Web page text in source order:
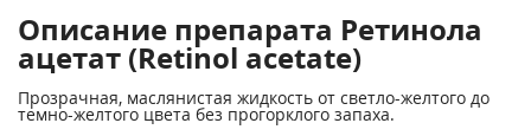
Описание препарата Ретинола
ацетат (Retinol acetate)
Прозрачная, маслянистая жидкость от светло-желтого до
темно-желтого цвета без прогорклого запаха.